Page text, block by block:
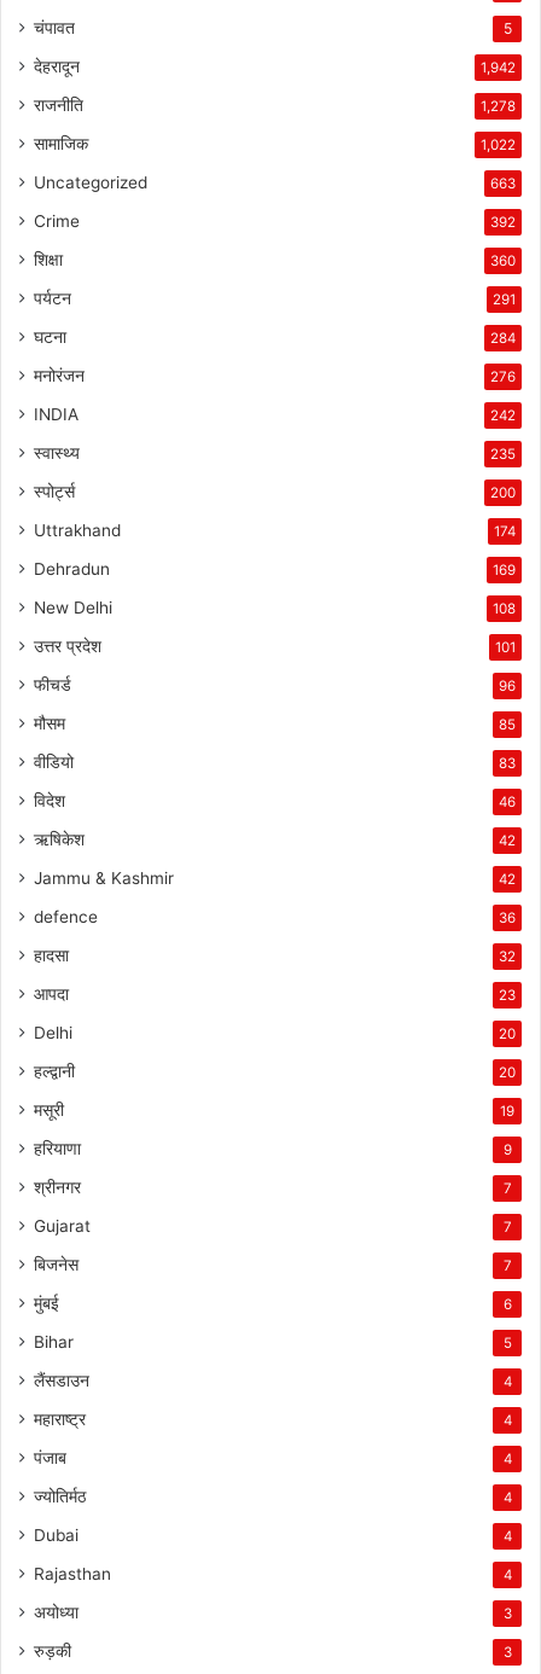
चंपावत 5
देहरादून 1,942
राजनीति 1,278
सामाजिक 1,022
Uncategorized 663
Crime 392
शिक्षा 360
पर्यटन 291
घटना 284
मनोरंजन 276
INDIA 242
स्वास्थ्य 235
स्पोर्ट्स 200
Uttrakhand 174
Dehradun 169
New Delhi 108
उत्तर प्रदेश 101
फीचर्ड 96
मौसम 85
वीडियो 83
विदेश 46
ऋषिकेश 42
Jammu & Kashmir 42
defence 36
हादसा 32
आपदा 23
Delhi 20
हल्द्वानी 20
मसूरी 19
हरियाणा 9
श्रीनगर 7
Gujarat 7
बिजनेस 7
मुंबई 6
Bihar 5
लैंसडाउन 4
महाराष्ट्र 4
पंजाब 4
ज्योतिर्मठ 4
Dubai 4
Rajasthan 4
अयोध्या 3
रुड़की 3